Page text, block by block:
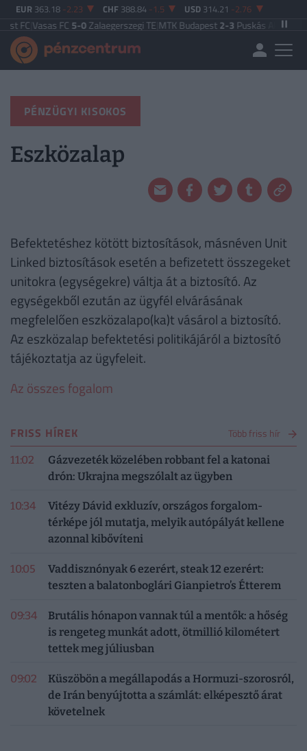
EUR 363.18 -2.23 CHF 388.84 -1.5 USD 314.21 -2.76
FC|Vasas FC5-0Zalaegerszegi TE|MTK Budapest2-3Puskás Akadémia
PÉNZÜGYI KISOKOS
Eszközalap
Befektetéshez kötött biztosítások, másnéven Unit
Linked biztosítások esetén a befizetett összegeket
unitokra (egységekre) váltja át a biztosító. Az
egységekből ezután az ügyfél elvárásának
megfelelően eszközalapo(ka)t vásárol a biztosító.
Az eszközalap befektetési politikájáról a biztosító
tájékoztatja az ügyfeleit.
Az összes fogalom
FRISS HÍREK Több friss hír
11:02
Gázvezeték közelében robbant fel a katonai
drón: Ukrajna megszólalt az ügyben
10:34
Vitézy Dávid exkluzív, országos forgalom-
térképe jól mutatja, melyik autópályát kellene
azonnal kibővíteni
10:05
Vaddisznónyak 6 ezerért, steak 12 ezerért:
teszten a balatonboglári Gianpietro’s Étterem
09:34
Brutális hónapon vannak túl a mentők: a hőség
is rengeteg munkát adott, ötmillió kilométert
tettek meg júliusban
09:02
Küszöbön a megállapodás a Hormuzi-szorosról,
de Irán benyújtotta a számlát: elképesztő árat
követelnek